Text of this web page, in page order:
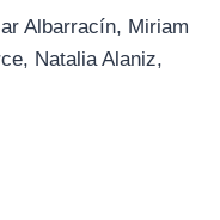
Albarracín, Miriam
Natalia Alaniz,